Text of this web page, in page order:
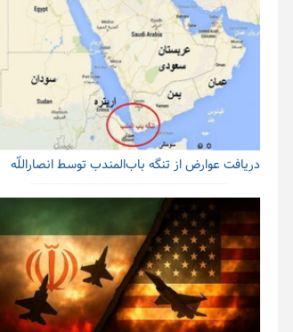
دریافت عوارض از تنگه باب‌المندب توسط انصاراللّه